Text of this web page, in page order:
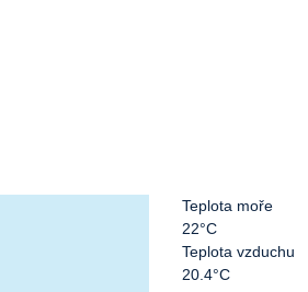
Teplota moře
22°C
Teplota vzduchu
20.4°C